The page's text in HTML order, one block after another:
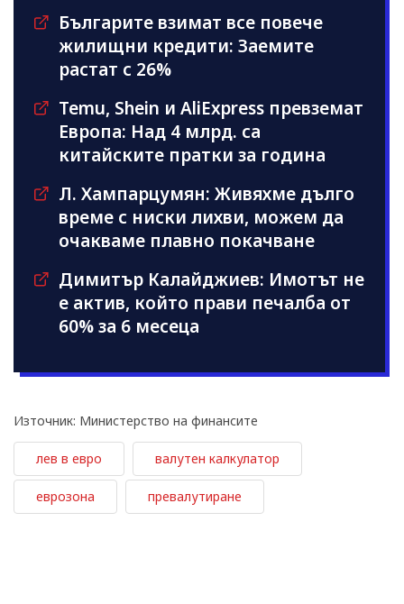
Българите взимат все повече
жилищни кредити: Заемите
растат с 26%
Temu, Shein и AliExpress превземат
Европа: Над 4 млрд. са
китайските пратки за година
Л. Хампарцумян: Живяхме дълго
време с ниски лихви, можем да
очакваме плавно покачване
Димитър Калайджиев: Имотът не
е актив, който прави печалба от
60% за 6 месеца
Източник: Министерство на финансите
лев в евро валутен калкулатор
еврозона превалутиране